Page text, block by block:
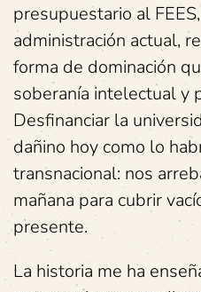
presupuestario al
administración actual,
forma de dominación
soberanía intelectual y
Desfinanciar la
dañino hoy como lo
transnacional: nos
mañana para cubrir
presente.
La historia me ha